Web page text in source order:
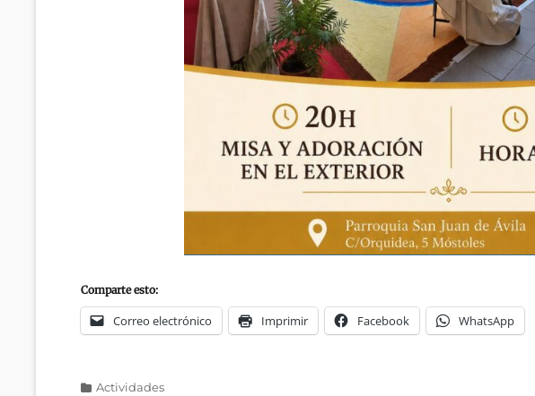
Comparte esto:
Correo electrónico Imprimir Facebook WhatsApp
Categorías
Actividades